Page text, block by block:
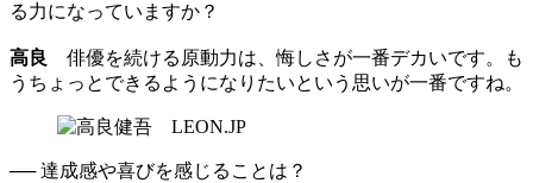
る力になっていますか？
高良
俳優を続ける原動力は、悔しさが一番デカいです。も
うちょっとできるようになりたいという思いが一番ですね。
── 達成感や喜びを感じることは？